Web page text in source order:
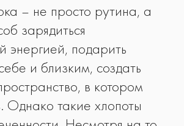
– не просто рутина, а
зарядиться
энергией, подарить
и близким, создать
в котором
Однако такие хлопоты